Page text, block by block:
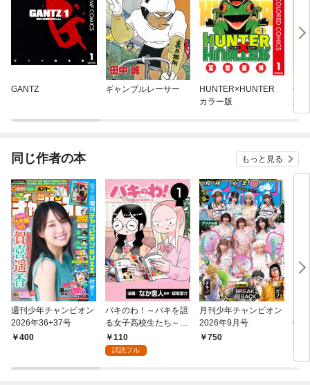
GANTZ ギャンブルレーサー
HUNTER×HUNTER
カラー版
版
同じ作者の本 もっと見る
週刊少年チャンピオン
2026年36+37号
400
バキのわ！～バキを語
る女子高校生たち～
(話売り) #1
110
試読フル
月刊少年チャンピオン
2026年9月号
750
チ
026